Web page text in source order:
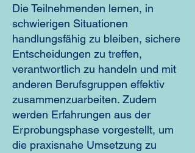
Die Teilnehmenden lernen, in
schwierigen Situationen
handlungsfähig zu bleiben, sichere
Entscheidungen zu treffen,
verantwortlich zu handeln und mit
anderen Berufsgruppen effektiv
zusammenzuarbeiten. Zudem
werden Erfahrungen aus der
Erprobungsphase vorgestellt, um
die praxisnahe Umsetzung zu